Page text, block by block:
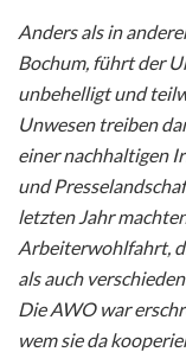
Anders als in
Bochum, führt der
unbehelligt und
Unwesen treiben
einer nachhaltigen
und
letzten Jahr
Arbeiterwohlfahrt,
als auch
Die AWO war
wem sie da